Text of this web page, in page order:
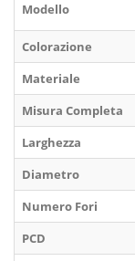
Modello
Colorazione
Materiale
Misura Completa
Larghezza
Diametro
Numero Fori
PCD